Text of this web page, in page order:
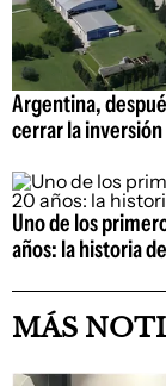
Argentina,
cerrar la
Uno de los
años: la historia
MÁS